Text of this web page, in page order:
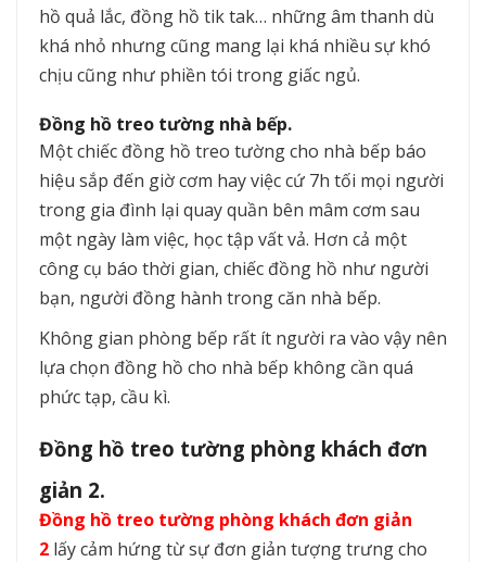
hồ quả lắc, đồng hồ tik tak… những âm thanh dù
khá nhỏ nhưng cũng mang lại khá nhiều sự khó
chịu cũng như phiền tói trong giấc ngủ.
Đồng hồ treo tường nhà bếp.
Một chiếc đồng hồ treo tường cho nhà bếp báo
hiệu sắp đến giờ cơm hay việc cứ 7h tối mọi người
trong gia đình lại quay quần bên mâm cơm sau
một ngày làm việc, học tập vất vả. Hơn cả một
công cụ báo thời gian, chiếc đồng hồ như người
bạn, người đồng hành trong căn nhà bếp.
Không gian phòng bếp rất ít người ra vào vậy nên
lựa chọn đồng hồ cho nhà bếp không cần quá
phức tạp, cầu kì.
Đồng hồ treo tường phòng khách đơn
giản 2.
Đồng hồ treo tường phòng khách đơn giản
2 lấy cảm hứng từ sự đơn giản tượng trưng cho